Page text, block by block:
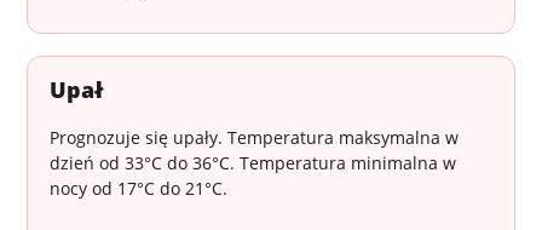
Upał
Prognozuje się upały. Temperatura maksymalna w
dzień od 33°C do 36°C. Temperatura minimalna w
nocy od 17°C do 21°C.